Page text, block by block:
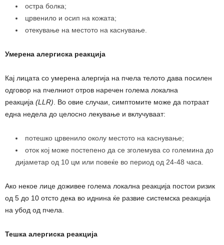
остра болка;
црвенило и осип на кожата;
отекување на местото на каснување.
Умерена алергиска реакција
Кај лицата со умерена алергија на пчела телото дава посилен
одговор на пчелниот отров наречен голема локална
реакција (LLR) . Во овие случаи, симптомите може да потраат
една недела до целосно лекување и вклучуваат:
потешко црвенило околу местото на каснување;
оток кој може постепено да се зголемува со големина до
дијаметар од 10 цм или повеќе во период од 24-48 часа.
Ако некое лице доживее голема локална реакција постои ризик
од 5 до 10 отсто дека во иднина ќе развие системска реакција
на убод од пчела.
Тешка алергиска реакција